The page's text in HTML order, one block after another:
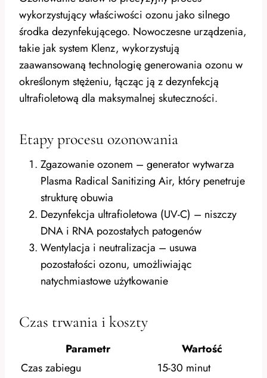
wykorzystujący właściwości ozonu jako silnego
środka dezynfekującego. Nowoczesne urządzenia,
takie jak system Klenz, wykorzystują
zaawansowaną technologię generowania ozonu w
określonym stężeniu, łącząc ją z dezynfekcją
ultrafioletową dla maksymalnej skuteczności.
Etapy procesu ozonowania
Zgazowanie ozonem – generator wytwarza
Plasma Radical Sanitizing Air, który penetruje
strukturę obuwia
Dezynfekcja ultrafioletowa (UV-C) – niszczy
DNA i RNA pozostałych patogenów
Wentylacja i neutralizacja – usuwa
pozostałości ozonu, umożliwiając
natychmiastowe użytkowanie
Czas trwania i koszty
Parametr
Wartość
Czas zabiegu
15-30 minut